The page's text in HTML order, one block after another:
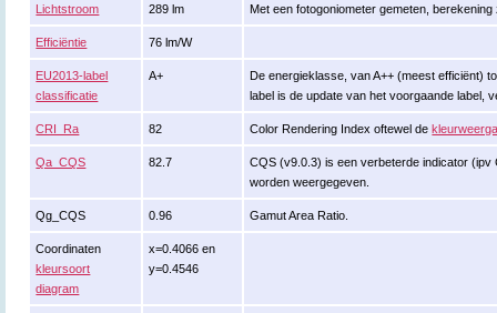
Lichtstroom 289 lm Met een fotogoniometer gemeten,
Efficiëntie 76 lm/W
EU2013-label
classificatie
A+
De energieklasse, van A++ (meest efficiënt)
label is de update van het voorgaande label,
CRI_Ra 82 Color Rendering Index oftewel de
Qa_CQS 82.7
CQS (v9.0.3) is een verbeterde indicator
worden weergegeven.
Qg_CQS 0.96 Gamut Area Ratio.
Coordinaten
kleursoort
diagram
x=0.4066 en
y=0.4546